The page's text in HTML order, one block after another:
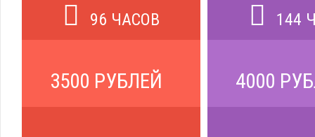
96 ЧАСОВ
3500 РУБЛЕЙ
144
4000